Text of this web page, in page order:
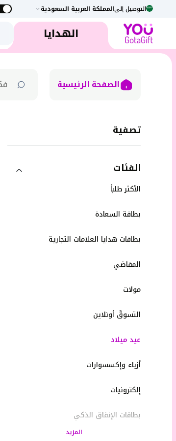
التوصيل إلىالمملكة العربية السعودية
الهدايا
الصفحة الرئيسية
تصفية
الفئات
الأكثر طلباً
بطاقة السعادة
بطاقات هدايا العلامات التجارية
المقاضي
مولات
التسوقّ أونلاين
عيد ميلاد
أزياء وإكسسوارات
إلكترونيات
بطاقات الإنفاق الذكي
المزيد